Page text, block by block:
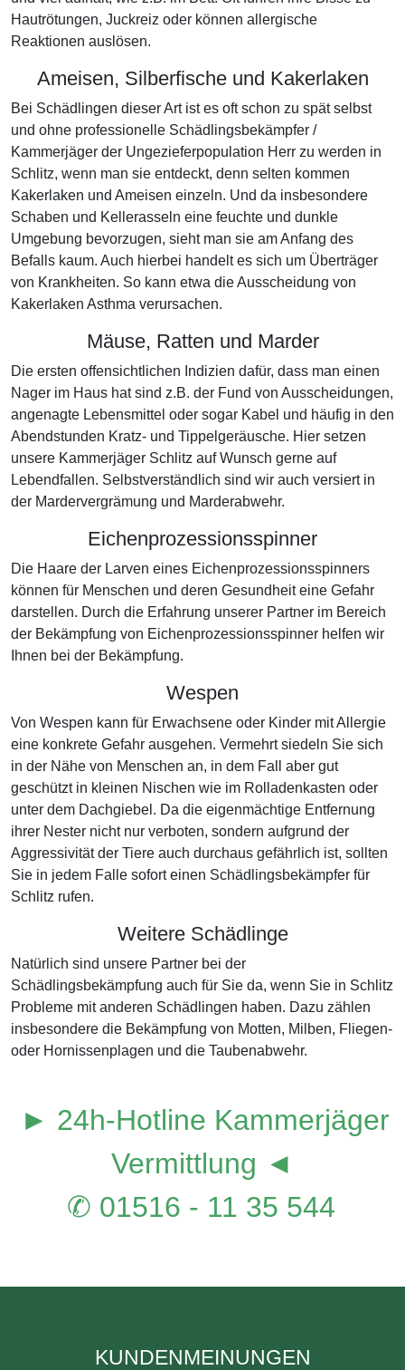
Hautrötungen, Juckreiz oder können allergische
Reaktionen auslösen.
Ameisen, Silberfische und Kakerlaken
Bei Schädlingen dieser Art ist es oft schon zu spät selbst
und ohne professionelle Schädlingsbekämpfer /
Kammerjäger der Ungezieferpopulation Herr zu werden in
Schlitz, wenn man sie entdeckt, denn selten kommen
Kakerlaken und Ameisen einzeln. Und da insbesondere
Schaben und Kellerasseln eine feuchte und dunkle
Umgebung bevorzugen, sieht man sie am Anfang des
Befalls kaum. Auch hierbei handelt es sich um Überträger
von Krankheiten. So kann etwa die Ausscheidung von
Kakerlaken Asthma verursachen.
Mäuse, Ratten und Marder
Die ersten offensichtlichen Indizien dafür, dass man einen
Nager im Haus hat sind z.B. der Fund von Ausscheidungen,
angenagte Lebensmittel oder sogar Kabel und häufig in den
Abendstunden Kratz- und Tippelgeräusche. Hier setzen
unsere Kammerjäger Schlitz auf Wunsch gerne auf
Lebendfallen. Selbstverständlich sind wir auch versiert in
der Mardervergrämung und Marderabwehr.
Eichenprozessionsspinner
Die Haare der Larven eines Eichenprozessionsspinners
können für Menschen und deren Gesundheit eine Gefahr
darstellen. Durch die Erfahrung unserer Partner im Bereich
der Bekämpfung von Eichenprozessionsspinner helfen wir
Ihnen bei der Bekämpfung.
Wespen
Von Wespen kann für Erwachsene oder Kinder mit Allergie
eine konkrete Gefahr ausgehen. Vermehrt siedeln Sie sich
in der Nähe von Menschen an, in dem Fall aber gut
geschützt in kleinen Nischen wie im Rolladenkasten oder
unter dem Dachgiebel. Da die eigenmächtige Entfernung
ihrer Nester nicht nur verboten, sondern aufgrund der
Aggressivität der Tiere auch durchaus gefährlich ist, sollten
Sie in jedem Falle sofort einen Schädlingsbekämpfer für
Schlitz rufen.
Weitere Schädlinge
Natürlich sind unsere Partner bei der
Schädlingsbekämpfung auch für Sie da, wenn Sie in Schlitz
Probleme mit anderen Schädlingen haben. Dazu zählen
insbesondere die Bekämpfung von Motten, Milben, Fliegen-
oder Hornissenplagen und die Taubenabwehr.
► 24h-Hotline Kammerjäger
Vermittlung ◄
✆ 01516 - 11 35 544
KUNDENMEINUNGEN